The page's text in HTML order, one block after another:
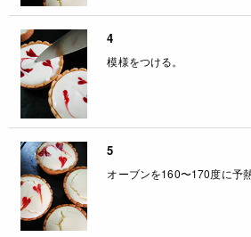
4
模様をつける。
5
オーブンを160〜170度に予